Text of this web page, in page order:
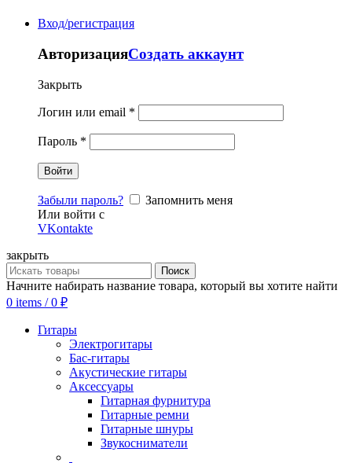
Вход/регистрация
АвторизацияСоздать аккаунт
Закрыть
Логин или email *
Пароль *
Забыли пароль?
Запомнить меня
Или войти с
VKontakte
закрыть
Поиск
Начните набирать название товара, который вы хотите найти
0 items / 0 ₽
Гитары
Электрогитары
Бас-гитары
Акустические гитары
Аксессуары
Гитарная фурнитура
Гитарные ремни
Гитарные шнуры
Звукосниматели